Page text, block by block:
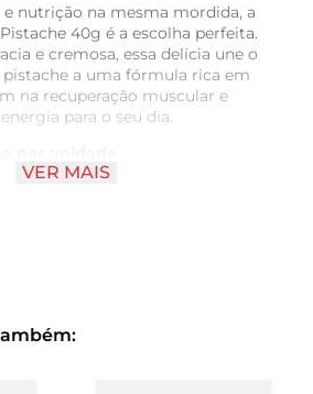
e nutrição na mesma mordida, a
40g é a escolha perfeita.
e cremosa, essa delícia une o
a uma fórmula rica em
na recuperação muscular e
para o seu dia.
açúcares artificiais
VER MAIS